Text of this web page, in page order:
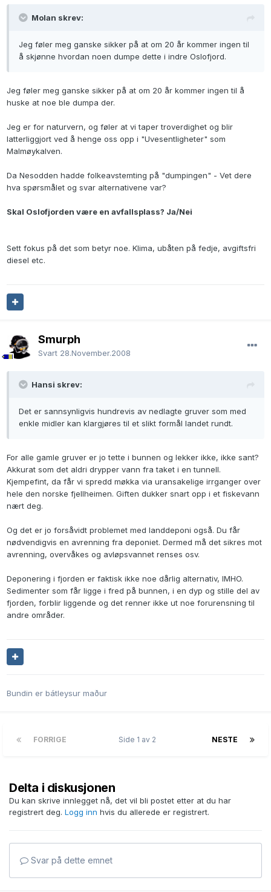
Molan skrev:
Jeg føler meg ganske sikker på at om 20 år kommer ingen til
å skjønne hvordan noen dumpe dette i indre Oslofjord.
Jeg føler meg ganske sikker på at om 20 år kommer ingen til å
huske at noe ble dumpa der.
Jeg er for naturvern, og føler at vi taper troverdighet og blir
latterliggjort ved å henge oss opp i "Uvesentligheter" som
Malmøykalven.
Da Nesodden hadde folkeavstemting på "dumpingen" - Vet dere
hva spørsmålet og svar alternativene var?
Skal Oslofjorden være en avfallsplass? Ja/Nei
Sett fokus på det som betyr noe. Klima, ubåten på fedje, avgiftsfri
diesel etc.
Smurph
Svart 28.November.2008
Hansi skrev:
Det er sannsynligvis hundrevis av nedlagte gruver som med
enkle midler kan klargjøres til et slikt formål landet rundt.
For alle gamle gruver er jo tette i bunnen og lekker ikke, ikke sant?
Akkurat som det aldri drypper vann fra taket i en tunnell.
Kjempefint, da får vi spredd møkka via uransakelige irrganger over
hele den norske fjellheimen. Giften dukker snart opp i et fiskevann
nært deg.
Og det er jo forsåvidt problemet med landdeponi også. Du får
nødvendigvis en avrenning fra deponiet. Dermed må det sikres mot
avrenning, overvåkes og avløpsvannet renses osv.
Deponering i fjorden er faktisk ikke noe dårlig alternativ, IMHO.
Sedimenter som får ligge i fred på bunnen, i en dyp og stille del av
fjorden, forblir liggende og det renner ikke ut noe forurensning til
andre områder.
Bundin er bátleysur maður
FORRIGE NESTE
Side 1 av 2
Delta i diskusjonen
Du kan skrive innlegget nå, det vil bli postet etter at du har
registrert deg. Logg inn hvis du allerede er registrert.
Svar på dette emnet